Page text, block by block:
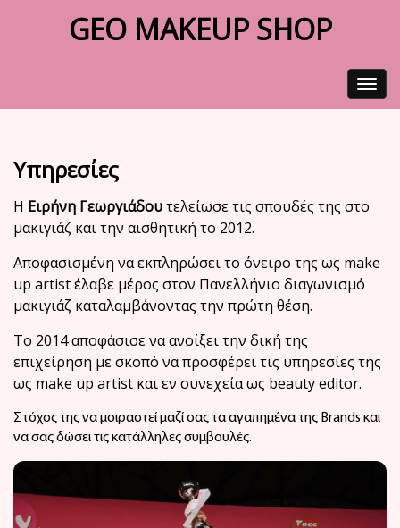
GEO MAKEUP SHOP
Toggle
Υπηρεσίες
Η Ειρήνη Γεωργιάδουτελείωσε τις σπουδές της στο
μακιγιάζ και την αισθητική το 2012.
Αποφασισμένη να εκπληρώσει το όνειρο της ως make
up artist έλαβε μέρος στον Πανελλήνιο διαγωνισμό
μακιγιάζ καταλαμβάνοντας την πρώτη θέση.
Το 2014 αποφάσισε να ανοίξει την δική της
επιχείρηση με σκοπό να προσφέρειτις υπηρεσίες της
ως make up artist και εν συνεχεία ως beauty editor.
Στόχος της να μοιραστεί μαζί σας τα αγαπημένα της Brands και
να σας δώσει τις κατάλληλες συμβουλές.